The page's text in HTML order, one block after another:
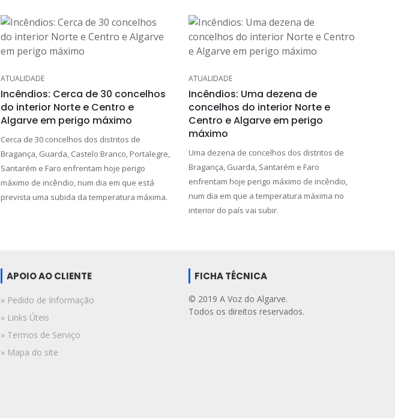
ATUALIDADE
Incêndios: Cerca de 30 concelhos
do interior Norte e Centro e
Algarve em perigo máximo
Cerca de 30 concelhos dos distritos de
Bragança, Guarda, Castelo Branco, Portalegre,
Santarém e Faro enfrentam hoje perigo
máximo de incêndio, num dia em que está
prevista uma subida da temperatura máxima.
ATUALIDADE
Incêndios: Uma dezena de
concelhos do interior Norte e
Centro e Algarve em perigo
máximo
Uma dezena de concelhos dos distritos de
Bragança, Guarda, Santarém e Faro
enfrentam hoje perigo máximo de incêndio,
num dia em que a temperatura máxima no
interior do país vai subir.
APOIO AO CLIENTE
» Pedido de Informação
» Links Úteis
» Termos de Serviço
» Mapa do site
FICHA TÉCNICA
© 2019 A Voz do Algarve.
Todos os direitos reservados.